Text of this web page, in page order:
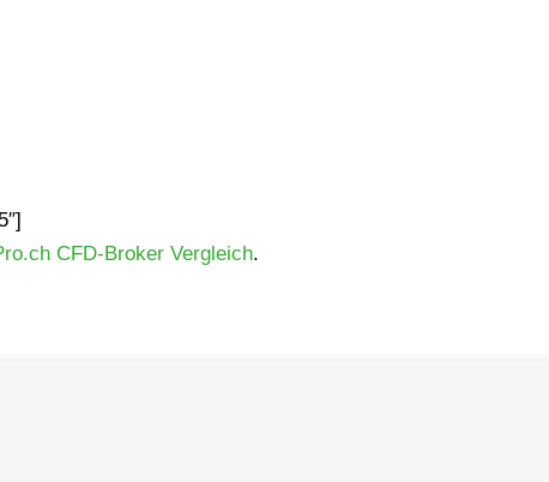
CFD-Broker Vergleich.